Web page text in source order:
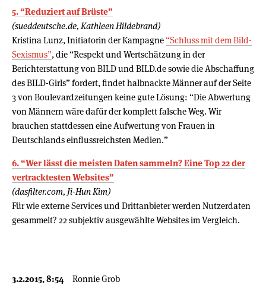
5. “Reduziert auf Brüste”
(sueddeutsche.de, Kathleen Hildebrand)
Kristina Lunz, Initiatorin der Kampagne “Schluss mit dem Bild-
Sexismus”, die “Respekt und Wertschätzung in der
Berichterstattung von BILD und BILD.de sowie die Abschaffung
des BILD-Girls” fordert, findet halbnackte Männer auf der Seite
3 von Boulevardzeitungen keine gute Lösung: “Die Abwertung
von Männern wäre dafür der komplett falsche Weg. Wir
brauchen stattdessen eine Aufwertung von Frauen in
Deutschlands einflussreichsten Medien.”
6. “Wer lässt die meisten Daten sammeln? Eine Top 22 der
vertracktesten Websites”
(dasfilter.com, Ji-Hun Kim)
Für wie externe Services und Drittanbieter werden Nutzerdaten
gesammelt? 22 subjektiv ausgewählte Websites im Vergleich.
3.2.2015, 8:54 Ronnie Grob